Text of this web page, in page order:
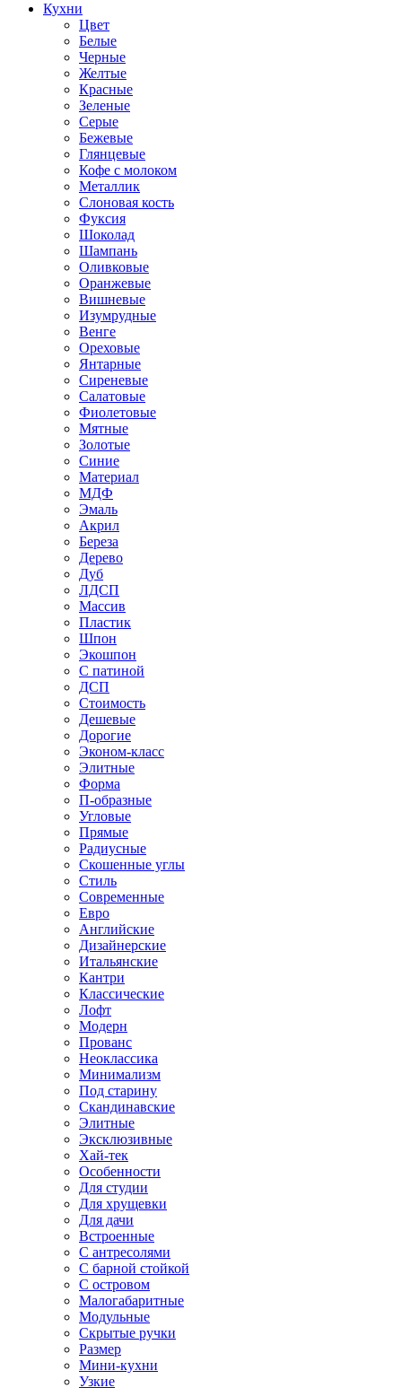
Кухни
Цвет
Белые
Черные
Желтые
Красные
Зеленые
Серые
Бежевые
Глянцевые
Кофе с молоком
Металлик
Слоновая кость
Фуксия
Шоколад
Шампань
Оливковые
Оранжевые
Вишневые
Изумрудные
Венге
Ореховые
Янтарные
Сиреневые
Салатовые
Фиолетовые
Мятные
Золотые
Синие
Материал
МДФ
Эмаль
Акрил
Береза
Дерево
Дуб
ЛДСП
Массив
Пластик
Шпон
Экошпон
С патиной
ДСП
Стоимость
Дешевые
Дорогие
Эконом-класс
Элитные
Форма
П-образные
Угловые
Прямые
Радиусные
Скошенные углы
Стиль
Современные
Евро
Английские
Дизайнерские
Итальянские
Кантри
Классические
Лофт
Модерн
Прованс
Неоклассика
Минимализм
Под старину
Скандинавские
Элитные
Эксклюзивные
Хай-тек
Особенности
Для студии
Для хрущевки
Для дачи
Встроенные
С антресолями
С барной стойкой
С островом
Малогабаритные
Модульные
Скрытые ручки
Размер
Мини-кухни
Узкие